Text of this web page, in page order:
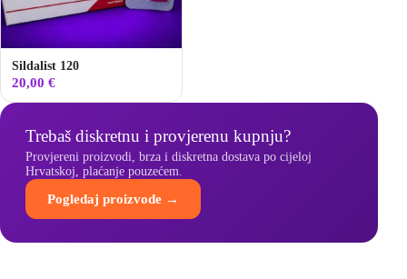
Sildalist 120
20,00 €
Trebaš diskretnu i provjerenu kupnju?
Provjereni proizvodi, brza i diskretna dostava po cijeloj
Hrvatskoj, plaćanje pouzećem.
Pogledaj proizvode →